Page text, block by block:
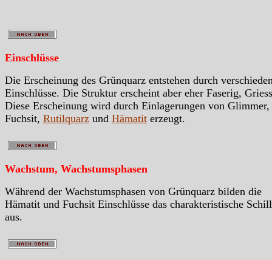
Einschlüsse
Die Erscheinung des Grünquarz entstehen durch
Einschlüsse. Die Struktur erscheint aber eher Faserig,
Diese Erscheinung wird durch Einlagerungen von Glimmer,
Fuchsit, Rutilquarz und Hämatit erzeugt.
Wachstum, Wachstumsphasen
Während der Wachstumsphasen von Grünquarz bilden die
Hämatit und Fuchsit Einschlüsse das charakteristische
aus.